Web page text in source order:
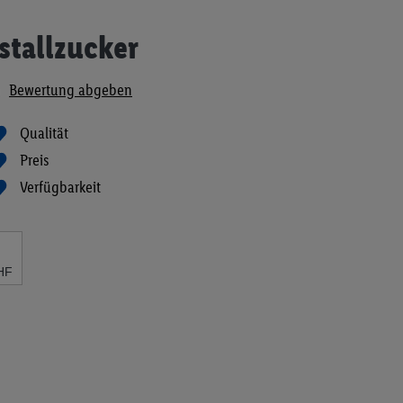
Bewertung abgeben
Qualität
Preis
Verfügbarkeit